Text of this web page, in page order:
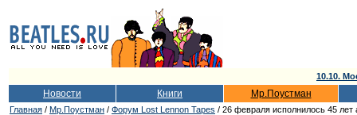
10.10.
Новости Книги Мр.Поустман
Главная / Мр.Поустман / Форум Lost Lennon Tapes / 26 февраля исполнилось 45